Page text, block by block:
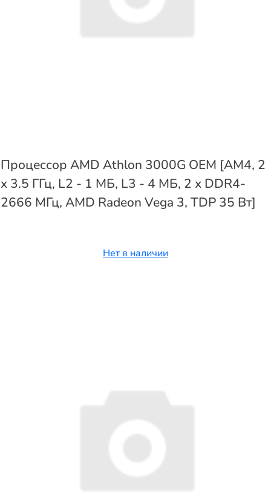
Процессор AMD Athlon 3000G OEM [AM4, 2
x 3.5 ГГц, L2 - 1 МБ, L3 - 4 МБ, 2 х DDR4-
2666 МГц, AMD Radeon Vega 3, TDP 35 Вт]
Нет в наличии